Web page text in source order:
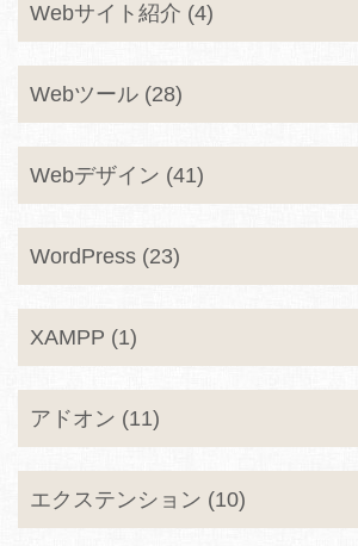
Webサイト紹介 (4)
Webツール (28)
Webデザイン (41)
WordPress (23)
XAMPP (1)
アドオン (11)
エクステンション (10)